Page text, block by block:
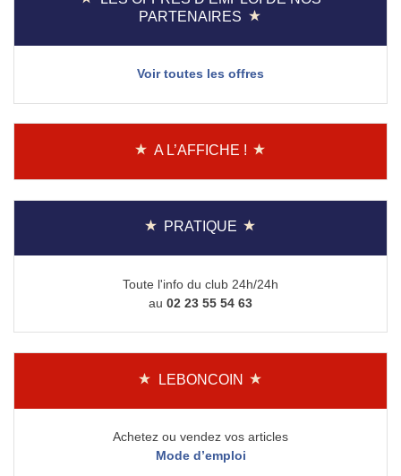
PARTENAIRES
Voir toutes les offres
A L’AFFICHE !
PRATIQUE
Toute l'info du club 24h/24h
au 02 23 55 54 63
LEBONCOIN
Achetez ou vendez vos articles
Mode d’emploi